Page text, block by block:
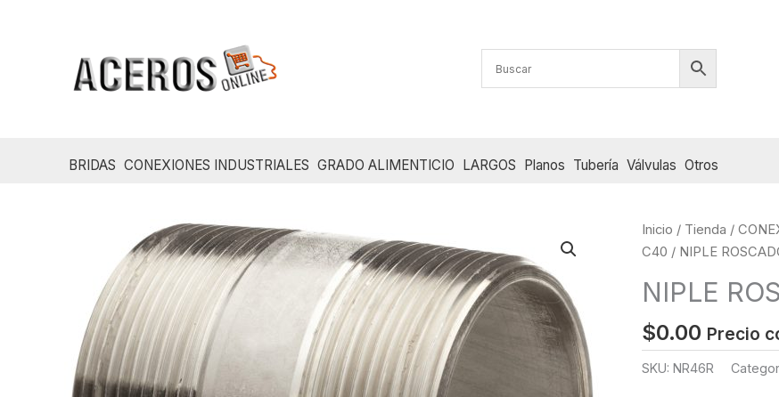
BRIDAS CONEXIONES INDUSTRIALES GRADO ALIMENTICIO LARGOS Planos Tubería Válvulas Otros
Inicio / Tienda /
C40 / NIPLE
NIPLE
$0.00 Precio
SKU: NR46R